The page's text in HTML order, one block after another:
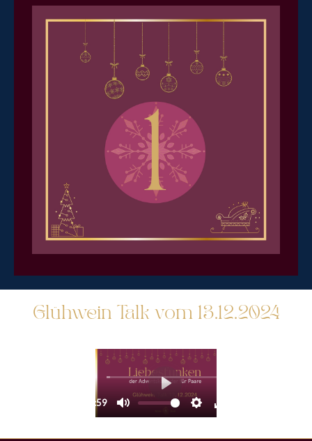
Glühwein Talk vom 13.12.2024